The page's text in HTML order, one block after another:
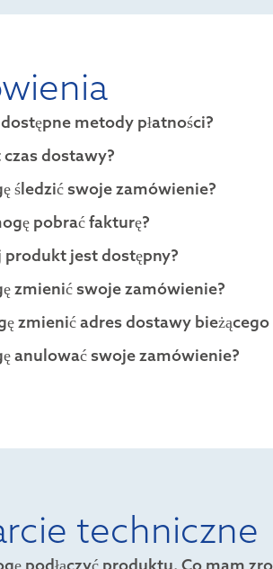
dostępne metody płatności?
czas dostawy?
śledzić swoje zamówienie?
pobrać fakturę?
produkt jest dostępny?
zmienić swoje zamówienie?
zmienić adres dostawy
anulować swoje zamówienie?
techniczne